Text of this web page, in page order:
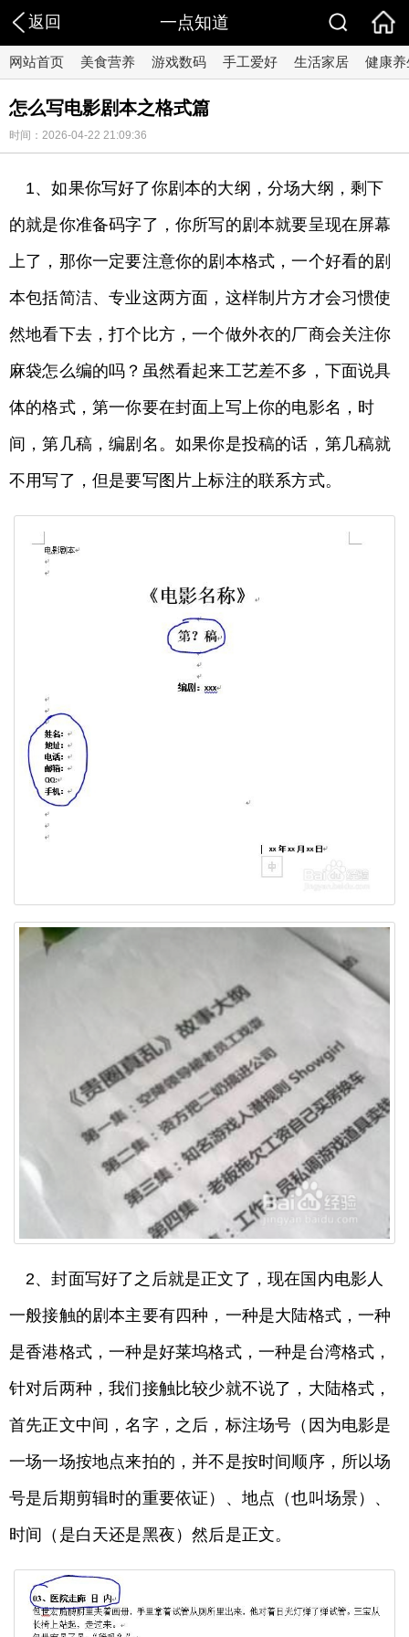
返回 一点知道
网站首页 美食营养 游戏数码 手工爱好 生活家居 健康养
怎么写电影剧本之格式篇
时间：2026-04-22 21:09:36
1、如果你写好了你剧本的大纲，分场大纲，剩下
的就是你准备码字了，你所写的剧本就要呈现在屏幕
上了，那你一定要注意你的剧本格式，一个好看的剧
本包括简洁、专业这两方面，这样制片方才会习惯使
然地看下去，打个比方，一个做外衣的厂商会关注你
麻袋怎么编的吗？虽然看起来工艺差不多，下面说具
体的格式，第一你要在封面上写上你的电影名，时
间，第几稿，编剧名。如果你是投稿的话，第几稿就
不用写了，但是要写图片上标注的联系方式。
2、封面写好了之后就是正文了，现在国内电影人
一般接触的剧本主要有四种，一种是大陆格式，一种
是香港格式，一种是好莱坞格式，一种是台湾格式，
针对后两种，我们接触比较少就不说了，大陆格式，
首先正文中间，名字，之后，标注场号（因为电影是
一场一场按地点来拍的，并不是按时间顺序，所以场
号是后期剪辑时的重要依证）、地点（也叫场景）、
时间（是白天还是黑夜）然后是正文。